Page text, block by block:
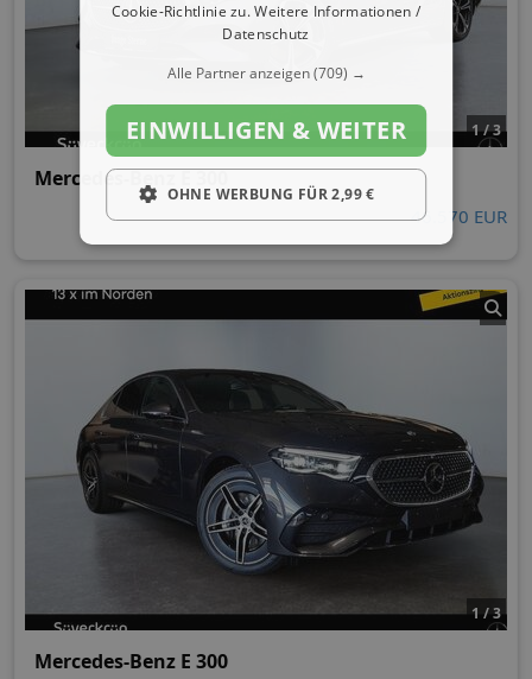
1 / 3
Mercedes-Benz E 300
46.570 EUR
1 / 3
Mercedes-Benz E 300
Cookie-Richtlinie zu.Weitere Informationen /
Datenschutz
Alle Partner anzeigen(709) →
EINWILLIGEN & WEITER
OHNE WERBUNG FÜR 2,99 €